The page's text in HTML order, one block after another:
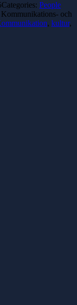
Categories: People
och
, kultur,